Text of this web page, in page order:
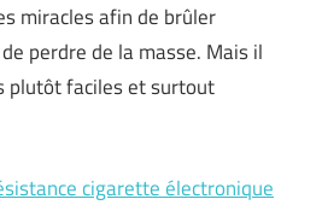
miracles afin de brûler
perdre de la masse. Mais il
plutôt faciles et surtout
cigarette électronique